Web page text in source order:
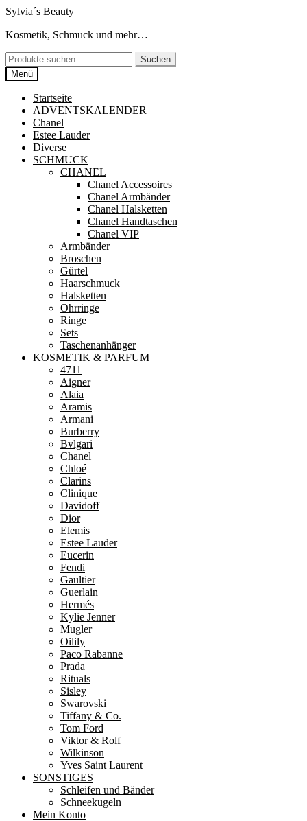
Zur
springen
Zum
springen
Sylvia´s Beauty
Kosmetik, Schmuck und mehr…
Suchen
nach:
Suchen
Menü
Startseite
ADVENTSKALENDER
Chanel
Estee Lauder
Diverse
SCHMUCK
CHANEL
Chanel Accessoires
Chanel Armbänder
Chanel Halsketten
Chanel Handtaschen
Chanel VIP
Armbänder
Broschen
Gürtel
Haarschmuck
Halsketten
Ohrringe
Ringe
Sets
Taschenanhänger
KOSMETIK & PARFUM
4711
Aigner
Alaia
Aramis
Armani
Burberry
Bvlgari
Chanel
Chloé
Clarins
Clinique
Davidoff
Dior
Elemis
Estee Lauder
Eucerin
Fendi
Gaultier
Guerlain
Hermés
Kylie Jenner
Mugler
Oilily
Paco Rabanne
Prada
Rituals
Sisley
Swarovski
Tiffany & Co.
Tom Ford
Viktor & Rolf
Wilkinson
Yves Saint Laurent
SONSTIGES
Schleifen und Bänder
Schneekugeln
Mein Konto